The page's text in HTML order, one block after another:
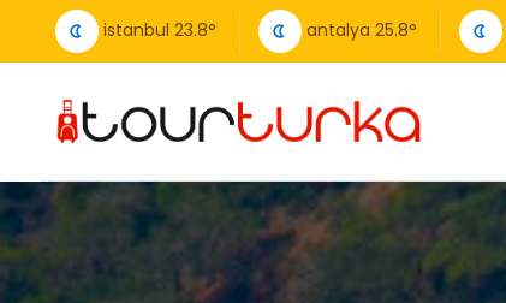
istanbul 23.8° antalya 25.8°